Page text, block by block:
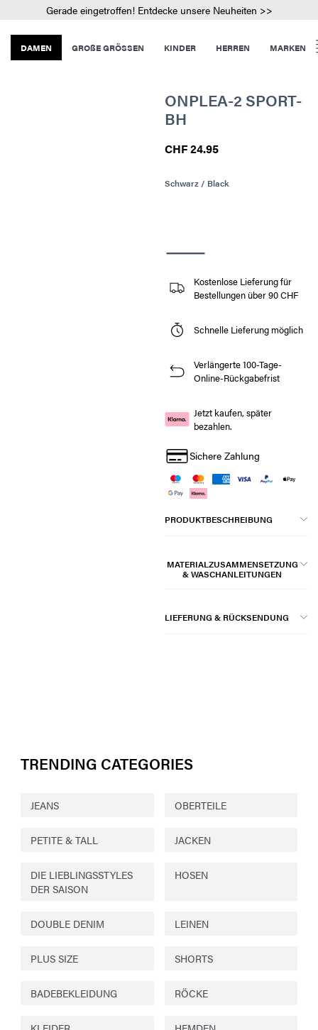
Gerade eingetroffen! Entdecke unsere Neuheiten >>
DAMEN GROßE GRÖSSEN KINDER HERREN MARKEN
ONPLEA-2 SPORT-
BH
CHF 24.95
Schwarz / Black
Kostenlose Lieferung für
Bestellungen über 90 CHF
Schnelle Lieferung möglich
Verlängerte 100-Tage-
Online-Rückgabefrist
Jetzt kaufen, später
bezahlen.
Sichere Zahlung
PRODUKTBESCHREIBUNG
MATERIALZUSAMMENSETZUNG
& WASCHANLEITUNGEN
LIEFERUNG & RÜCKSENDUNG
TRENDING CATEGORIES
JEANS OBERTEILE
PETITE & TALL JACKEN
DIE LIEBLINGSSTYLES
DER SAISON
HOSEN
DOUBLE DENIM LEINEN
PLUS SIZE SHORTS
BADEBEKLEIDUNG RÖCKE